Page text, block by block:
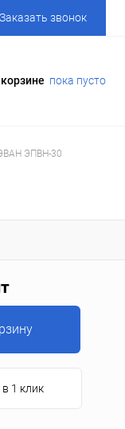
Заказать звонок
пока пусто
ЭПВН-30
1 клик